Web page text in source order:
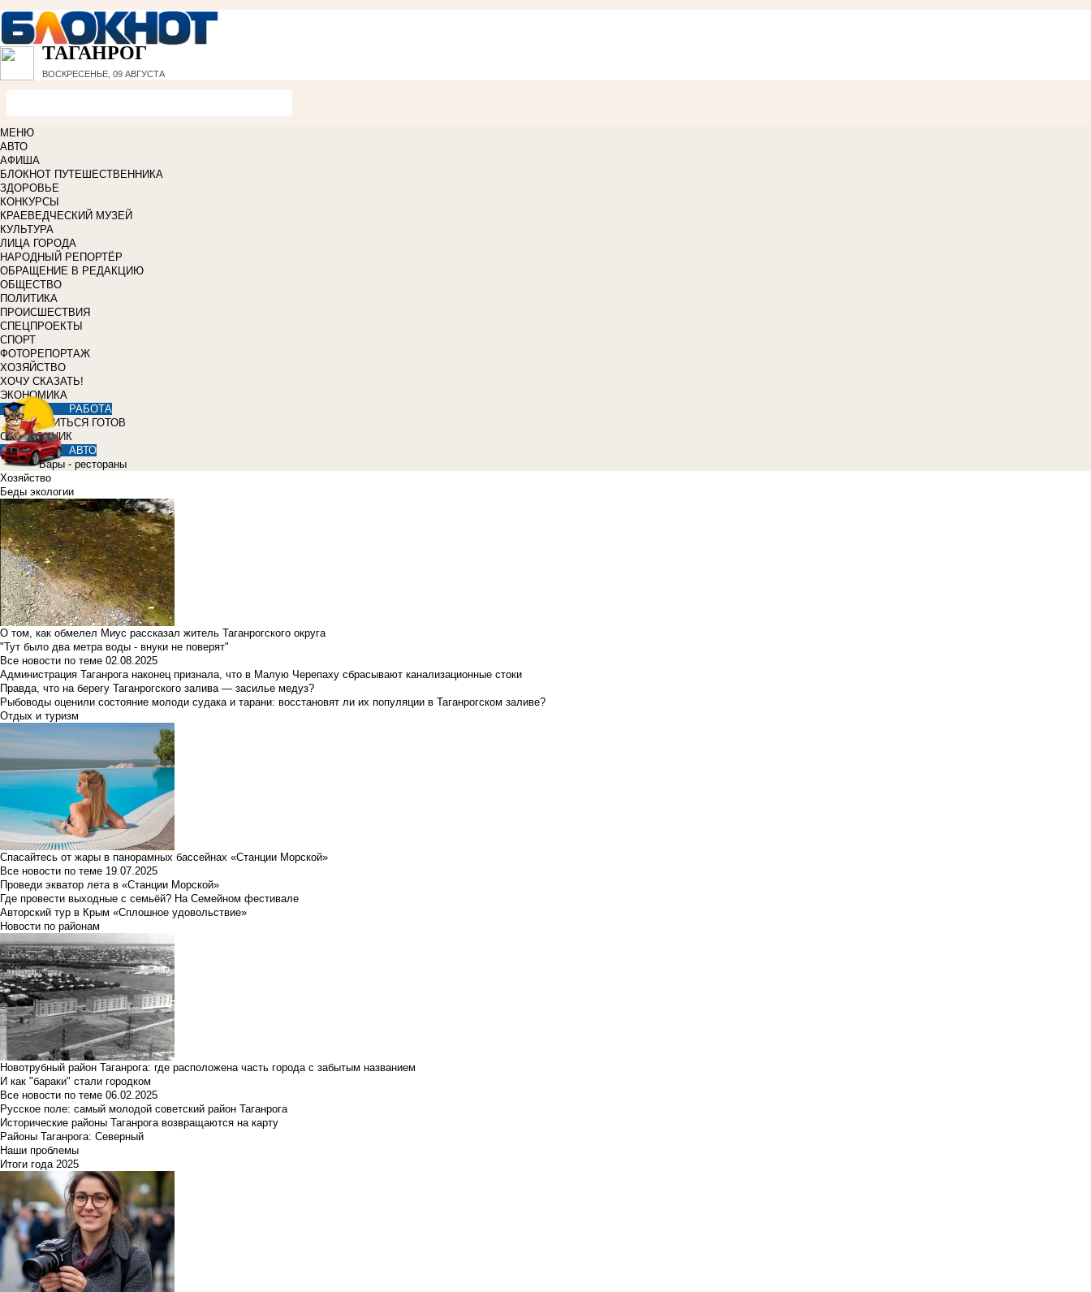
ТАГАНРОГ
ВОСКРЕСЕНЬЕ, 09 АВГУСТА
МЕНЮ
АВТО
АФИША
БЛОКНОТ ПУТЕШЕСТВЕННИКА
ЗДОРОВЬЕ
КОНКУРСЫ
КРАЕВЕДЧЕСКИЙ МУЗЕЙ
КУЛЬТУРА
ЛИЦА ГОРОДА
НАРОДНЫЙ РЕПОРТЁР
ОБРАЩЕНИЕ В РЕДАКЦИЮ
ОБЩЕСТВО
ПОЛИТИКА
ПРОИСШЕСТВИЯ
СПЕЦПРОЕКТЫ
СПОРТ
ФОТОРЕПОРТАЖ
ХОЗЯЙСТВО
ХОЧУ СКАЗАТЬ!
ЭКОНОМИКА
РАБОТА
УЧИТЬСЯ ГОТОВ
СПРАВОЧНИК
АВТО
Бары - рестораны
Хозяйство
Беды экологии
О том, как обмелел Миус рассказал житель Таганрогского округа
"Тут было два метра воды - внуки не поверят"
Все новости по теме 02.08.2025
Администрация Таганрога наконец признала, что в Малую Черепаху сбрасывают канализационные стоки
Правда, что на берегу Таганрогского залива — засилье медуз?
Рыбоводы оценили состояние молоди судака и тарани: восстановят ли их популяции в Таганрогском заливе?
Отдых и туризм
Спасайтесь от жары в панорамных бассейнах «Станции Морской»
Все новости по теме 19.07.2025
Проведи экватор лета в «Станции Морской»
Где провести выходные с семьёй? На Семейном фестивале
Авторский тур в Крым «Сплошное удовольствие»
Новости по районам
Новотрубный район Таганрога: где расположена часть города с забытым названием
И как "бараки" стали городком
Все новости по теме 06.02.2025
Русское поле: самый молодой советский район Таганрога
Исторические районы Таганрога возвращаются на карту
Районы Таганрога: Северный
Наши проблемы
Итоги года 2025